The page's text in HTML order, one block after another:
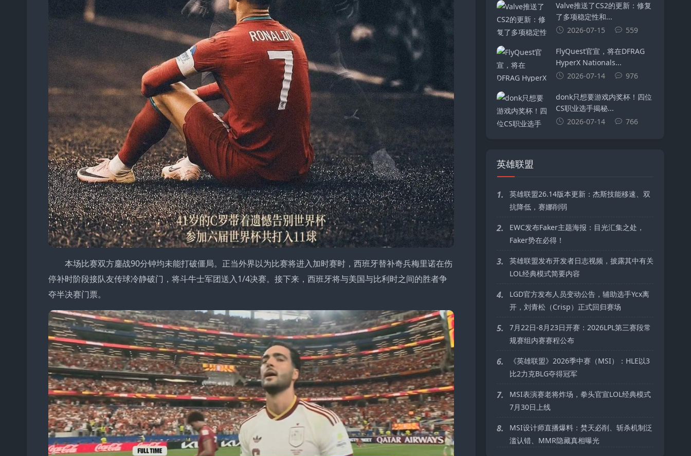
本场比赛双方鏖战90分钟均未能打破僵局。正当外界以为比赛将进入加时赛时，西班牙替补奇兵梅里诺在伤
停补时阶段接队友传球冷静破门，将斗牛士军团送入1/4决赛。接下来，西班牙将与美国与比利时之间的胜者争
夺半决赛门票。
Valve推送了CS2的更新：修复
了多项稳定性和...
2026-07-15
559
FlyQuest官宣，将在DFRAG
HyperX Nationals...
2026-07-14
976
donk只想要游戏内奖杯！四位
CS职业选手揭秘...
2026-07-14
766
英雄联盟
1.
英雄联盟26.14版本更新：杰斯技能移速、双
抗降低，赛娜削弱
2.
EWC发布Faker主题海报：目光汇集之处，
Faker势在必得！
3.
英雄联盟发布开发者日志视频，披露其中有关
LOL经典模式简要内容
4.
LGD官方发布人员变动公告，辅助选手Ycx离
开，刘青松（Crisp）正式回归赛场
5.
7月22日-8月23日开赛：2026LPL第三赛段常
规赛组内赛赛程公布
6.
《英雄联盟》2026季中赛（MSI）：HLE以3
比2力克BLG夺得冠军
7.
MSI表演赛老将炸场，拳头官宣LOL经典模式
7月30日上线
8.
MSI设计师直播爆料：焚天必削、斩杀机制泛
滥认错、MMR隐藏真相曝光